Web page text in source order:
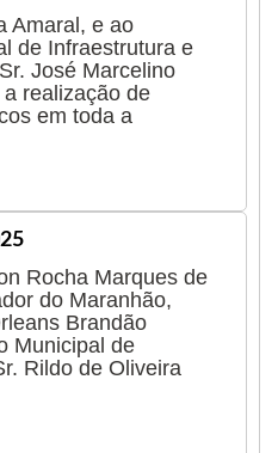
Amaral, e ao
de Infraestrutura e
José Marcelino
realização de
em toda a
Rocha Marques de
do Maranhão,
Brandão
Municipal de
Rildo de Oliveira